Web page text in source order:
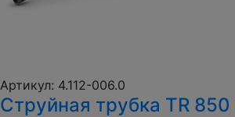
Артикул: 4.112-006.0
Струйная трубка TR 850